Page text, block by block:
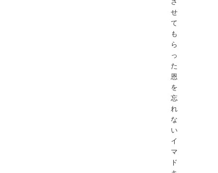
せ
て
も
ら
っ
た
恩
を
忘
れ
な
い
イ
マ
ド